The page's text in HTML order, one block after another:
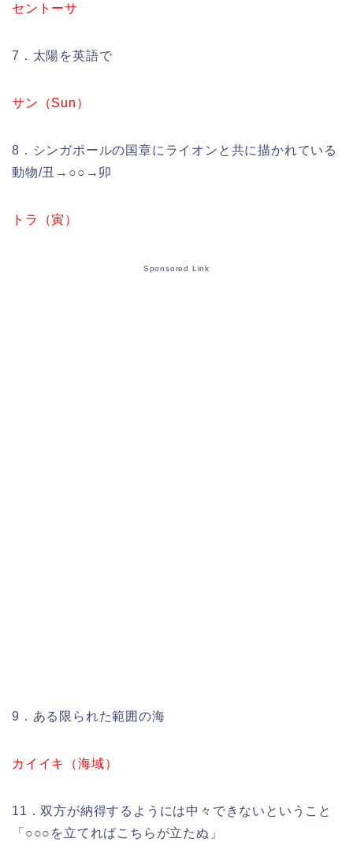
セントーサ
7．太陽を英語で
サン（Sun）
8．シンガポールの国章にライオンと共に描かれている
動物/丑→○○→卯
トラ（寅）
Sponsored Link
9．ある限られた範囲の海
カイイキ（海域）
11．双方が納得するようには中々できないということ
「○○○を立てればこちらが立たぬ」